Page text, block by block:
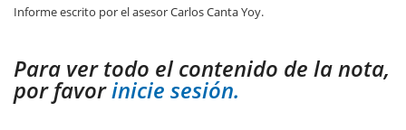
Informe escrito por el asesor Carlos Canta Yoy.
Para ver todo el contenido de la nota,
por favorinicie sesión.